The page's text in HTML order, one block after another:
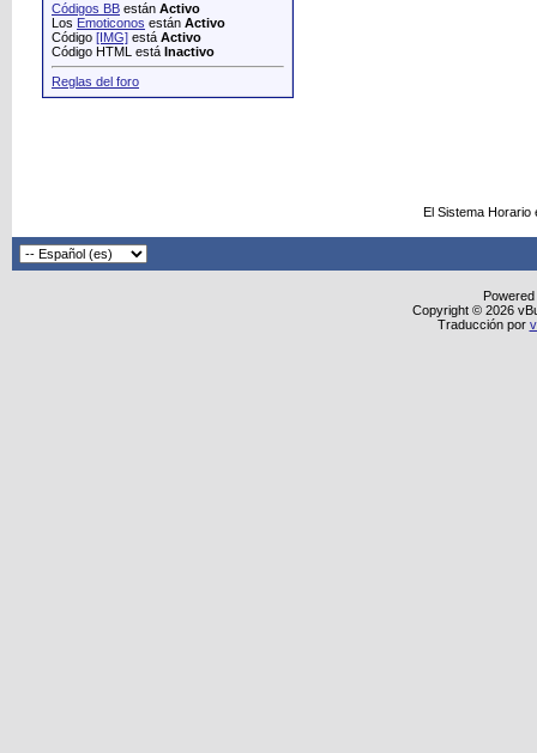
Códigos BB están Activo
Los Emoticonos están Activo
Código [IMG] está Activo
Código HTML está Inactivo
Reglas del foro
El Sistema
Copyright © 2026
Traducción por